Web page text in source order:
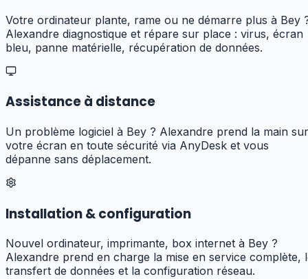
Votre ordinateur plante, rame ou ne démarre plus à Bey
Alexandre diagnostique et répare sur place : virus, écran
bleu, panne matérielle, récupération de données.
Assistance à distance
Un problème logiciel à Bey ? Alexandre prend la main sur
votre écran en toute sécurité via AnyDesk et vous
dépanne sans déplacement.
Installation & configuration
Nouvel ordinateur, imprimante, box internet à Bey ?
Alexandre prend en charge la mise en service complète,
transfert de données et la configuration réseau.